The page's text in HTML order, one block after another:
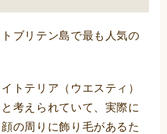
ブリテン島で最も人気の
トテリア（ウエスティ）
考えられていて、実際に
の周りに飾り毛があるた